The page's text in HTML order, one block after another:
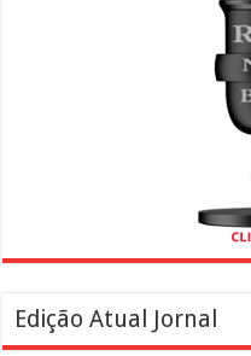
Edição Atual Jornal